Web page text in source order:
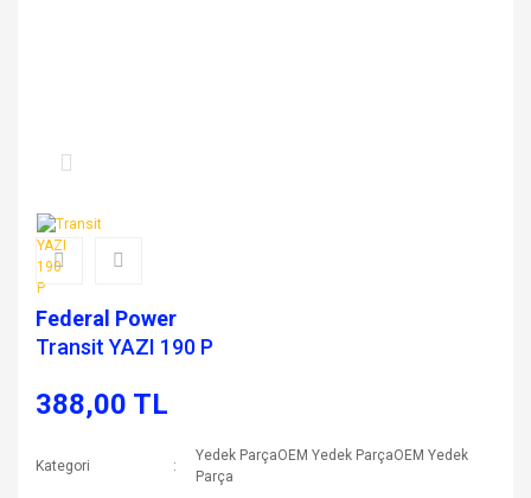
Federal Power
Transit YAZI 190 P
388,00 TL
Kategori
Yedek ParçaOEM Yedek ParçaOEM Yedek
Parça